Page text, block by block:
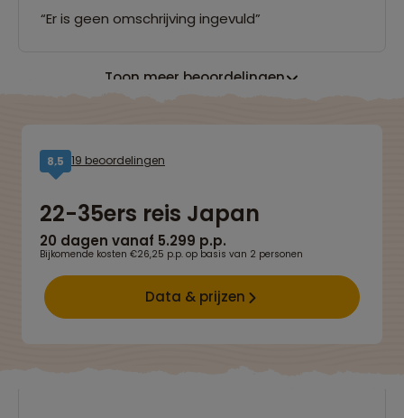
“Er is geen omschrijving ingevuld”
Toon meer beoordelingen
8,5 19 beoordelingen
22-35ers reis Japan
20 dagen vanaf 5.299 p.p.
Bijkomende kosten €26,25 p.p. op basis van 2 personen
Data & prijzen